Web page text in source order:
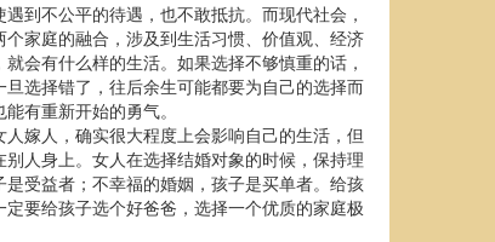
到不公平的待遇，也不敢抵抗。而现代社会，
家庭的融合，涉及到生活习惯、价值观、经济
会有什么样的生活。如果选择不够慎重的话，
选择错了，往后余生可能都要为自己的选择而
有重新开始的勇气。
嫁人，确实很大程度上会影响自己的生活，但
人身上。女人在选择结婚对象的时候，保持理
受益者；不幸福的婚姻，孩子是买单者。给孩
要给孩子选个好爸爸，选择一个优质的家庭极